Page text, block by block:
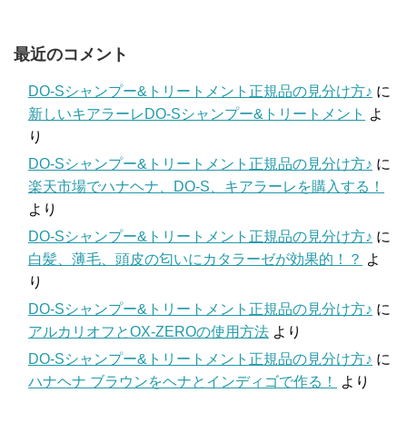
最近のコメント
DO-Sシャンプー&トリートメント正規品の見分け方♪ に
新しいキアラーレDO-Sシャンプー&トリートメント よ
り
DO-Sシャンプー&トリートメント正規品の見分け方♪ に
楽天市場でハナヘナ、DO-S、キアラーレを購入する！
より
DO-Sシャンプー&トリートメント正規品の見分け方♪ に
白髪、薄毛、頭皮の匂いにカタラーゼが効果的！？ よ
り
DO-Sシャンプー&トリートメント正規品の見分け方♪ に
アルカリオフとOX-ZEROの使用方法 より
DO-Sシャンプー&トリートメント正規品の見分け方♪ に
ハナヘナ ブラウンをヘナとインディゴで作る！
より